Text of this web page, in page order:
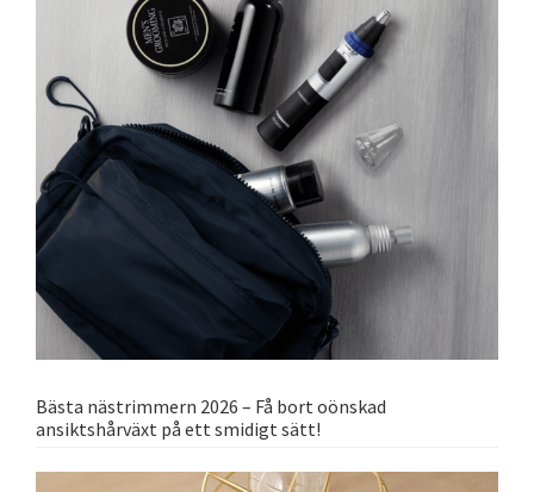
Bästa nästrimmern 2026 – Få bort oönskad
ansiktshårväxt på ett smidigt sätt!